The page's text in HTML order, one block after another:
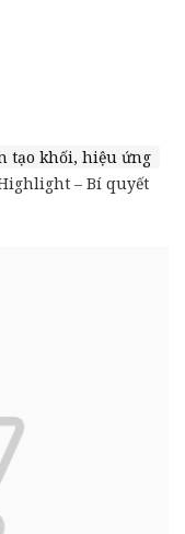
tạo khối, hiệu ứng
– Bí quyết